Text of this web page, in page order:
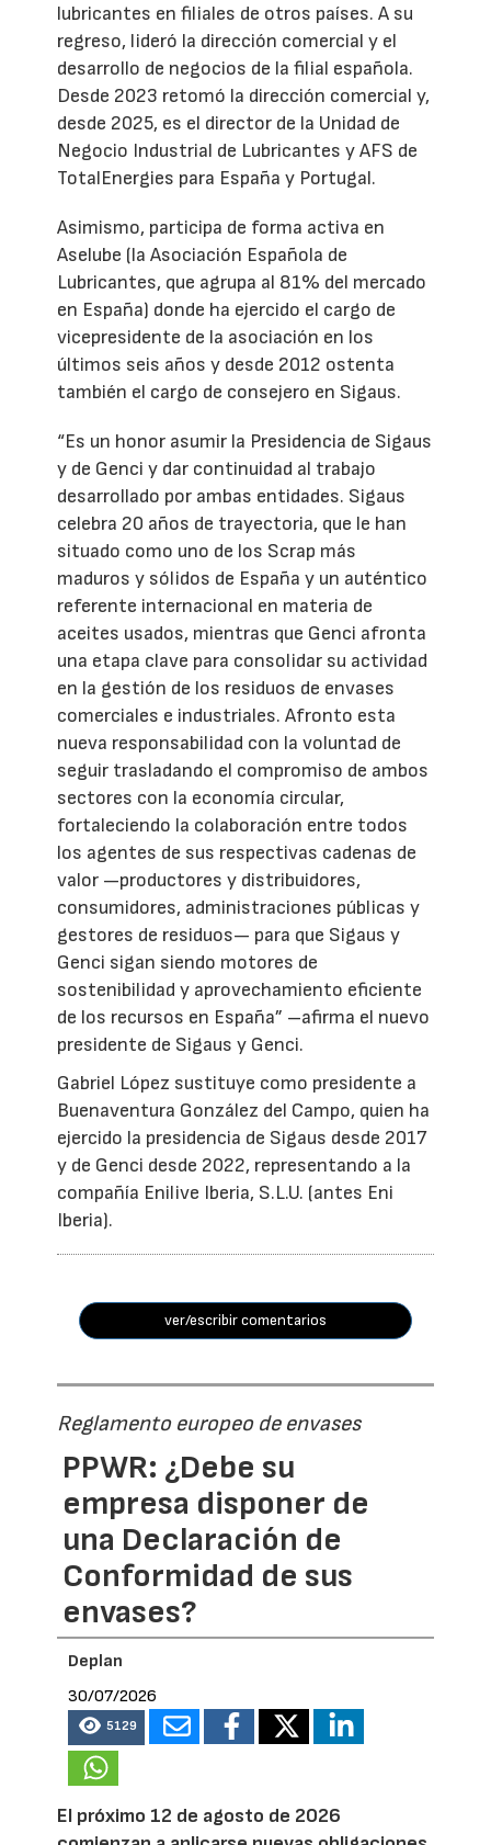
lubricantes en filiales de otros países. A su
regreso, lideró la dirección comercial y el
desarrollo de negocios de la filial española.
Desde 2023 retomó la dirección comercial y,
desde 2025, es el director de la Unidad de
Negocio Industrial de Lubricantes y AFS de
TotalEnergies para España y Portugal.
Asimismo, participa de forma activa en
Aselube (la Asociación Española de
Lubricantes, que agrupa al 81% del mercado
en España) donde ha ejercido el cargo de
vicepresidente de la asociación en los
últimos seis años y desde 2012 ostenta
también el cargo de consejero en Sigaus.
“Es un honor asumir la Presidencia de Sigaus
y de Genci y dar continuidad al trabajo
desarrollado por ambas entidades. Sigaus
celebra 20 años de trayectoria, que le han
situado como uno de los Scrap más
maduros y sólidos de España y un auténtico
referente internacional en materia de
aceites usados, mientras que Genci afronta
una etapa clave para consolidar su actividad
en la gestión de los residuos de envases
comerciales e industriales. Afronto esta
nueva responsabilidad con la voluntad de
seguir trasladando el compromiso de ambos
sectores con la economía circular,
fortaleciendo la colaboración entre todos
los agentes de sus respectivas cadenas de
valor —productores y distribuidores,
consumidores, administraciones públicas y
gestores de residuos— para que Sigaus y
Genci sigan siendo motores de
sostenibilidad y aprovechamiento eficiente
de los recursos en España” –afirma el nuevo
presidente de Sigaus y Genci.
Gabriel López sustituye como presidente a
Buenaventura González del Campo, quien ha
ejercido la presidencia de Sigaus desde 2017
y de Genci desde 2022, representando a la
compañía Enilive Iberia, S.L.U. (antes Eni
Iberia).
ver/escribir comentarios
Reglamento europeo de envases
PPWR: ¿Debe su
empresa disponer de
una Declaración de
Conformidad de sus
envases?
Deplan
30/07/2026
5129
El próximo 12 de agosto de 2026